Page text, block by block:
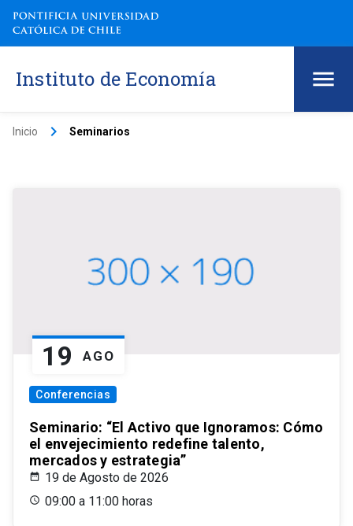
Instituto de Economía
Inicio keyboard_arrow_right Seminarios
19 AGO
Conferencias
Seminario: “El Activo que Ignoramos: Cómo
el envejecimiento redefine talento,
mercados y estrategia”
19 de Agosto de 2026
09:00 a 11:00 horas